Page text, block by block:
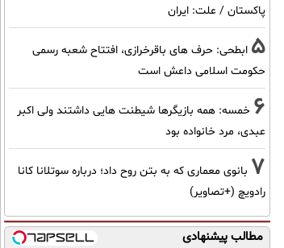
پاکستان / علت: ایران
5 ابطحی: حرف های باقرخرازی، افتتاح شعبه رسمی
حکومت اسلامی داعش است
6 خمسه: همه بازیگرها شیطنت هایی داشتند ولی اکبر
عبدی، مرد خانواده بود
7 بانوی معماری که به بتن روح داد؛ درباره سوتلانا کانا
رادویچ (+تصاویر)
مطالب پیشنهادی